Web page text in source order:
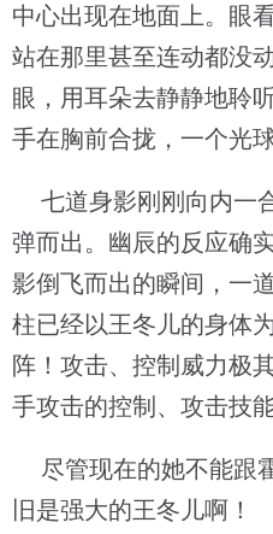
中心出现在地面上。眼
站在那里甚至连动都没
眼，用耳朵去静静地聆
手在胸前合拢，一个光
七道身影刚刚向内一
弹而出。幽辰的反应确
影倒飞而出的瞬间，一
柱已经以王冬儿的身体
阵！攻击、控制威力极
手攻击的控制、攻击技能
尽管现在的她不能跟
旧是强大的王冬儿啊！